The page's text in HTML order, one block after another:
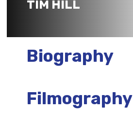
TIM HILL
Biography
Filmography